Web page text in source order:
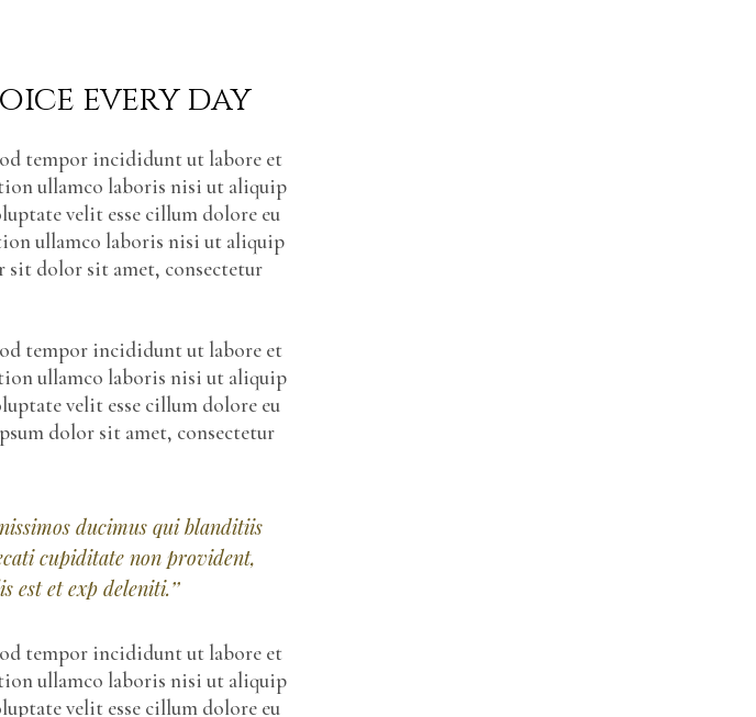
every day
tempor incididunt ut labore et
ullamco laboris nisi ut aliquip
velit esse cillum dolore eu
ullamco laboris nisi ut aliquip
sit dolor sit amet, consectetur
tempor incididunt ut labore et
ullamco laboris nisi ut aliquip
velit esse cillum dolore eu
dolor sit amet, consectetur
ducimus qui blanditiis
cupiditate non provident,
et exp deleniti.’’
tempor incididunt ut labore et
ullamco laboris nisi ut aliquip
velit esse cillum dolore eu